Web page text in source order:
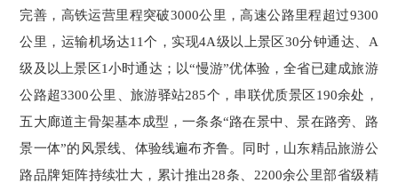
完善，高铁运营里程突破3000公里，高速公路里程超过9300
公里，运输机场达11个，实现4A级以上景区30分钟通达、A
级及以上景区1小时通达；以“慢游”优体验，全省已建成旅游
公路超3300公里、旅游驿站285个，串联优质景区190余处，
五大廊道主骨架基本成型，一条条“路在景中、景在路旁、路
景一体”的风景线、体验线遍布齐鲁。同时，山东精品旅游公
路品牌矩阵持续壮大，累计推出28条、2200余公里部省级精